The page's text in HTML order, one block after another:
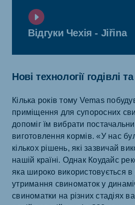
Відгуки Чехія - Jiřina
Нові технології годівлі
Кілька років тому Vemas
приміщення для супоросних
допоміг їм вибрати
виготовлення кормів. «У нас
кількох рішень, які зазвичай
нашій країні. Однак Коудайс
яка широко використовується
утримання свиноматок у
свиноматки на різних стадіях